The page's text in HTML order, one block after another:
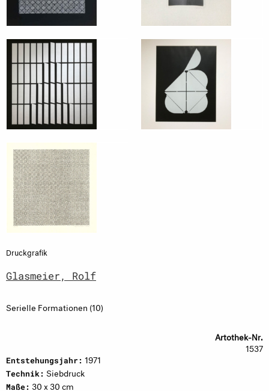
Druckgrafik
Glasmeier, Rolf
Serielle Formationen (10)
Artothek-Nr.
1537
Entstehungsjahr: 1971
Technik: Siebdruck
Maße: 30 x 30 cm